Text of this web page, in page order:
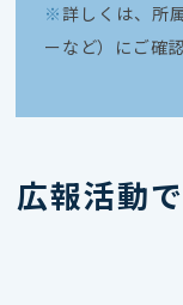
※ 詳しくは、所
ーなど）にご確
広報活動